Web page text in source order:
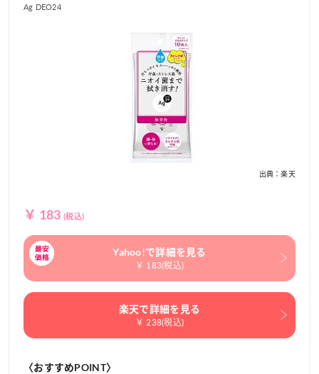
Ag DEO24
出典：楽天
￥ 183 (税込)
Yahoo!で詳細を見る
￥ 183(税込)
楽天で詳細を見る
￥ 238(税込)
〈おすすめPOINT〉